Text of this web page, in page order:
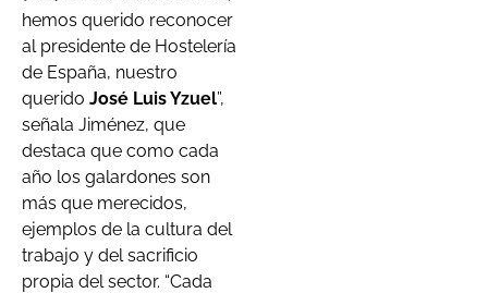
hemos querido reconocer
al presidente de Hostelería
de España, nuestro
querido José Luis Yzuel”,
señala Jiménez, que
destaca que como cada
año los galardones son
más que merecidos,
ejemplos de la cultura del
trabajo y del sacrificio
propia del sector. “Cada